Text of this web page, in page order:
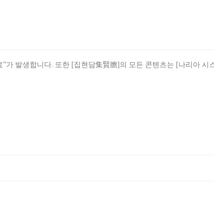
발생합니다. 또한 [집현담集賢膽]의 모든 콘텐츠는 [나리아